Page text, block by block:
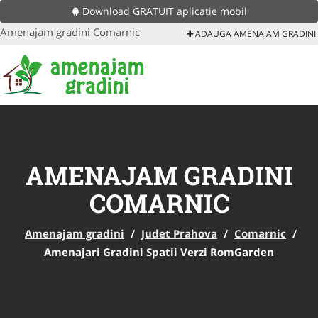
Download GRATUIT aplicatie mobil
Amenajam gradini Comarnic ADAUGA AMENAJAM GRADINI
AMENAJAM GRADINI
COMARNIC
Amenajam gradini / Judet Prahova / Comarnic /
Amenajari Gradini Spatii Verzi RomGarden